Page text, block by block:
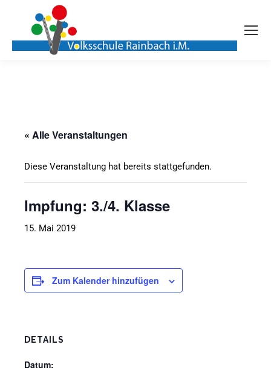
« Alle Veranstaltungen
Diese Veranstaltung hat bereits stattgefunden.
Impfung: 3./4. Klasse
15. Mai 2019
Zum Kalender hinzufügen
DETAILS
Datum: